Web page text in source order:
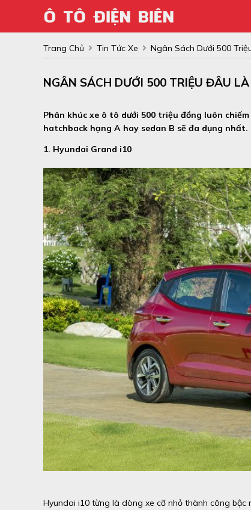
Trang Chủ Tin Tức Xe Ngân Sách Dưới 500
NGÂN SÁCH DƯỚI 500 TRIỆU ĐÂU
Phân khúc xe ô tô dưới 500 triệu đồng luôn
hatchback hạng A hay sedan B sẽ đa dụng nhất.
1. Hyundai Grand i10
Hyundai i10 từng là dòng xe cỡ nhỏ thành công